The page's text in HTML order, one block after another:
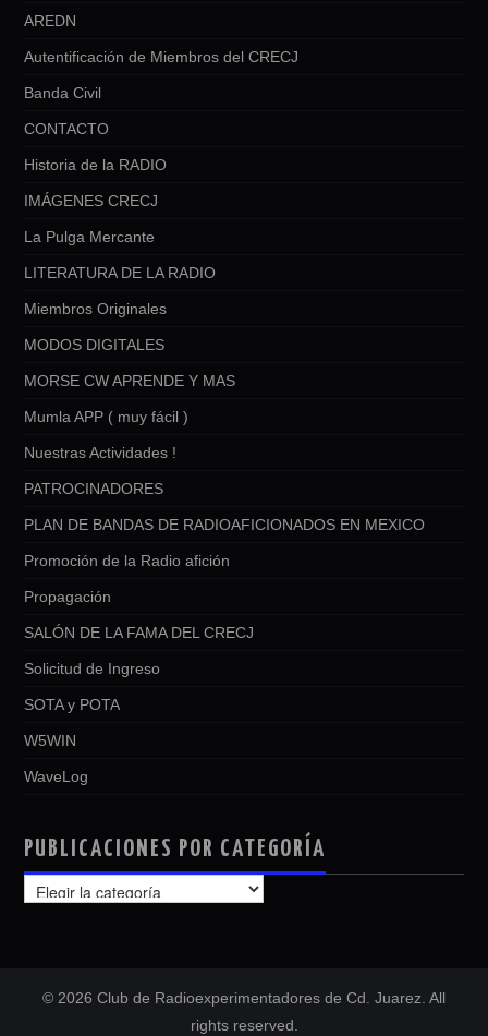
AREDN
Autentificación de Miembros del CRECJ
Banda Civil
CONTACTO
Historia de la RADIO
IMÁGENES CRECJ
La Pulga Mercante
LITERATURA DE LA RADIO
Miembros Originales
MODOS DIGITALES
MORSE CW APRENDE Y MAS
Mumla APP ( muy fácil )
Nuestras Actividades !
PATROCINADORES
PLAN DE BANDAS DE RADIOAFICIONADOS EN MEXICO
Promoción de la Radio afición
Propagación
SALÓN DE LA FAMA DEL CRECJ
Solicitud de Ingreso
SOTA y POTA
W5WIN
WaveLog
PUBLICACIONES POR CATEGORÍA
PUBLICACIONES
POR
© 2026 Club de Radioexperimentadores de Cd. Juarez. All
rights reserved.